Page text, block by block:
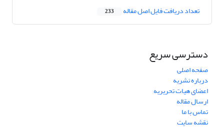
تعداد دریافت فایل اصل مقاله 233
دسترسی سریع
صفحه اصلی
درباره نشریه
اعضای هیات تحریریه
ارسال مقاله
تماس با ما
نقشه سایت